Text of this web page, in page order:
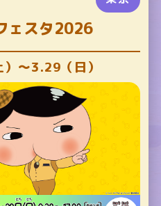
ェスタ2026
～3.29（日）